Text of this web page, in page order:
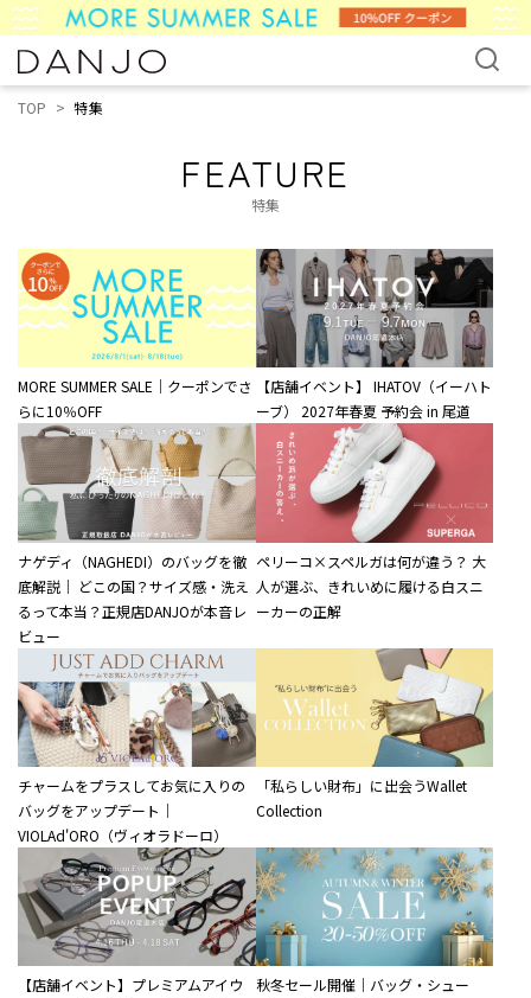
TOP 特集
FEATURE
特集
MORE SUMMER SALE｜クーポンでさ
らに10％OFF
【店舗イベント】 IHATOV（イーハト
ーブ） 2027年春夏 予約会 in 尾道
ナゲディ（NAGHEDI）のバッグを徹
底解説｜ どこの国？サイズ感・洗え
るって本当？正規店DANJOが本音レ
ビュー
ペリーコ×スペルガは何が違う？ 大
人が選ぶ、きれいめに履ける白スニ
ーカーの正解
チャームをプラスしてお気に入りの
バッグをアップデート｜
VIOLAd'ORO（ヴィオラドーロ）
「私らしい財布」に出会うWallet
Collection
【店舗イベント】プレミアムアイウ
秋冬セール開催｜バッグ・シュー